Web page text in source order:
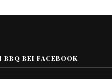
BBQ BEI FACEBOOK